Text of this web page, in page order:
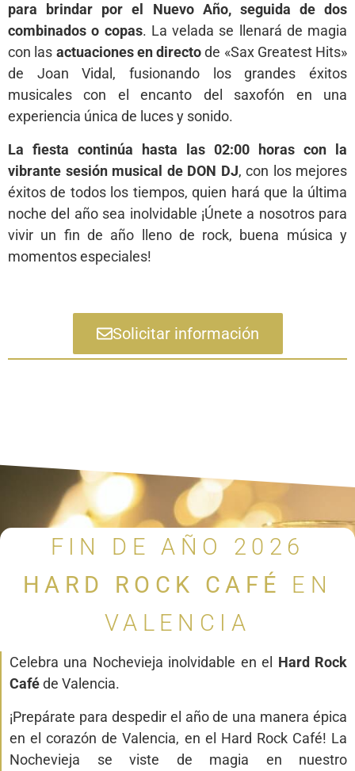
para brindar por el Nuevo Año, seguida de dos
combinados o copas. La velada se llenará de magia
con las actuaciones en directode «Sax Greatest Hits»
de Joan Vidal, fusionando los grandes éxitos
musicales con el encanto del saxofón en una
experiencia única de luces y sonido.
La fiesta continúa hasta las 02:00 horas con la
vibrante sesión musical de DON DJ, con los mejores
éxitos de todos los tiempos, quien hará que la última
noche del año sea inolvidable ¡Únete a nosotros para
vivir un fin de año lleno de rock, buena música y
momentos especiales!
Solicitar información
FIN DE AÑO 2026
HARD ROCK CAFÉ
EN
VALENCIA
Celebra una Nochevieja inolvidable en el Hard Rock
Caféde Valencia.
¡Prepárate para despedir el año de una manera épica
en el corazón de Valencia, en el Hard Rock Café! La
Nochevieja se viste de magia en nuestro